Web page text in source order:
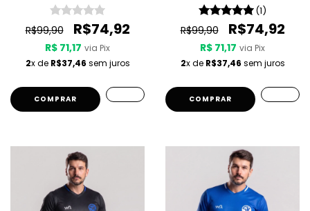
- Infantil
R$99,90
R$74,92
R$ 71,17 via Pix
2x de R$37,46 sem juros
COMPRAR
Listrada - Infantil
(1)
R$99,90 R$74,92
R$ 71,17 via Pix
2x de R$37,46 sem juros
COMPRAR